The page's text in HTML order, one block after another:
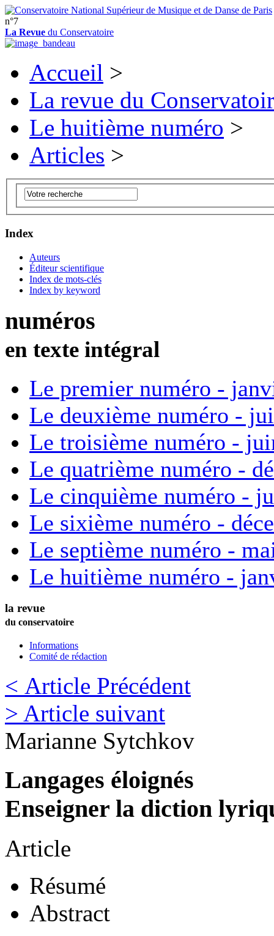
n°7
La Revue du Conservatoire
Accueil >
La revue du
Le huitième numéro >
Articles >
Index
Auteurs
Éditeur scientifique
Index de mots-clés
Index by keyword
numéros
en texte intégral
Le premier numéro -
Le deuxième numéro -
Le troisième numéro -
Le quatrième numéro -
Le cinquième numéro -
Le sixième numéro -
Le septième numéro -
Le huitième numéro -
la revue
du conservatoire
Informations
Comité de rédaction
< Article Précédent
> Article suivant
Marianne Sytchkov
Langages éloignés
Enseigner la diction
Article
Résumé
Abstract